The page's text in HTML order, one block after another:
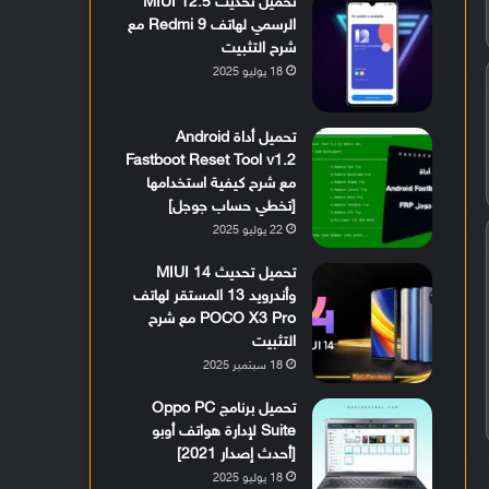
الرسمي لهاتف Redmi 9 مع
شرح التثبيت
18 يوليو 2025
تحميل أداة Android
Fastboot Reset Tool v1.2
مع شرح كيفية استخدامها
[تخطي حساب جوجل]
22 يوليو 2025
تحميل تحديث MIUI 14
وأندرويد 13 المستقر لهاتف
POCO X3 Pro مع شرح
التثبيت
18 سبتمبر 2025
تحميل برنامج Oppo PC
Suite لإدارة هواتف أوبو
[أحدث إصدار 2021]
18 يوليو 2025